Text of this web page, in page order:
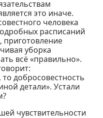
это иначе.
человека
расписаний
приготовление
уборка
всё «правильно».
добросовестность
детали». Устали
чувствительности